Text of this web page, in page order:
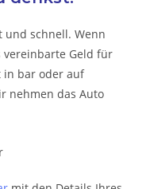
und schnell. Wenn
vereinbarte Geld für
in bar oder auf
nehmen das Auto